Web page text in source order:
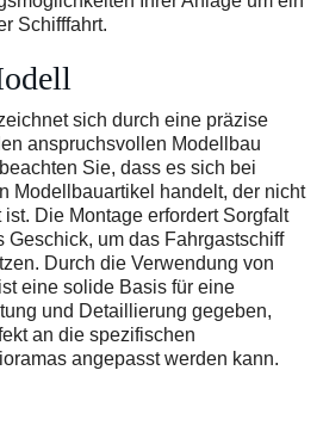
Schifffahrt.
sich durch eine präzise
anspruchsvollen Modellbau
Sie, dass es sich bei
Modellbauartikel handelt, der nicht
Die Montage erfordert Sorgfalt
Geschick, um das Fahrgastschiff
Durch die Verwendung von
eine solide Basis für eine
und Detaillierung gegeben,
an die spezifischen
angepasst werden kann.